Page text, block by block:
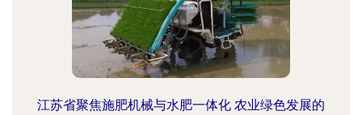
江苏省聚焦施肥机械与水肥一体化 农业绿色发展的